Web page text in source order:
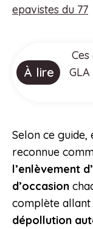
epavistes du 77
À lire
Selon ce guide,
reconnue
l’enlèvement
d’occasion
complète allant
dépollution